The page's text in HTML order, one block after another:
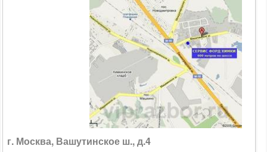
г. Москва, Вашутинское ш., д.4